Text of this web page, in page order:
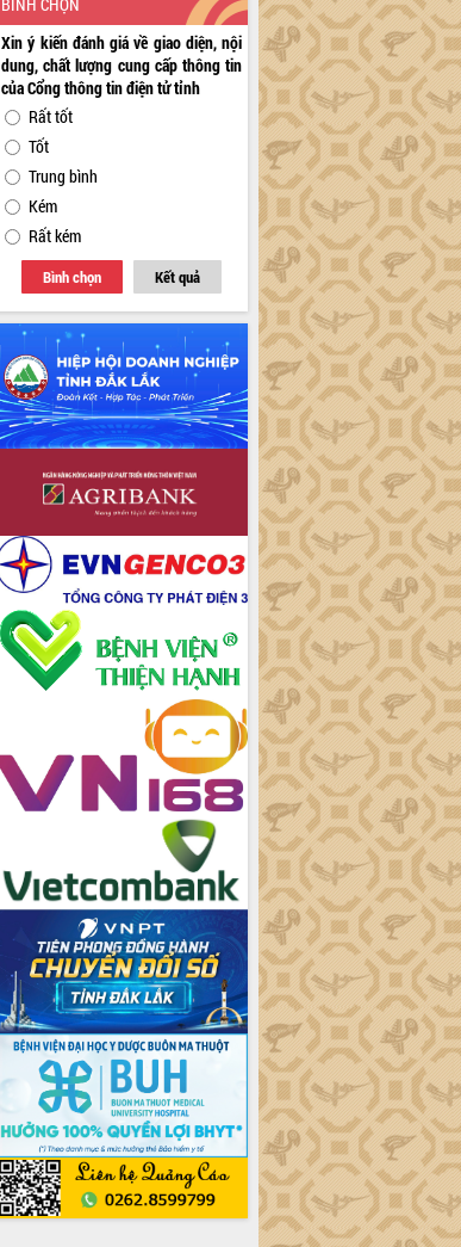
BÌNH CHỌN
Xin ý kiến đánh giá về giao diện, nội
dung, chất lượng cung cấp thông tin
của Cổng thông tin điện tử tỉnh
Rất tốt
Tốt
Trung bình
Kém
Rất kém
Bình chọn Kết quả